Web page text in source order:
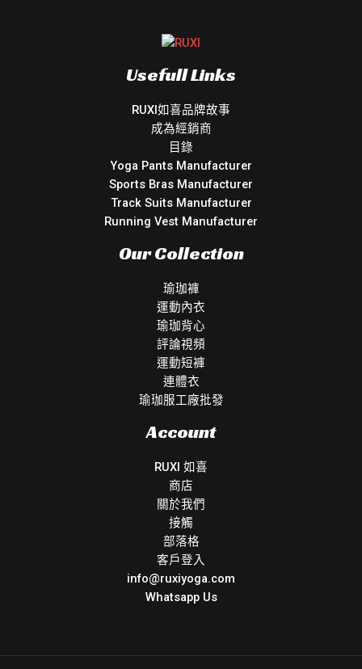
Usefull Links
RUXI如喜品牌故事
成為經銷商
目錄
Yoga Pants Manufacturer
Sports Bras Manufacturer
Track Suits Manufacturer
Running Vest Manufacturer
Our Collection
瑜珈褲
運動內衣
瑜珈背心
評論視頻
運動短褲
連體衣
瑜珈服工廠批發
Account
RUXI 如喜
商店
關於我們
接觸
部落格
客戶登入
info@ruxiyoga.com
Whatsapp Us